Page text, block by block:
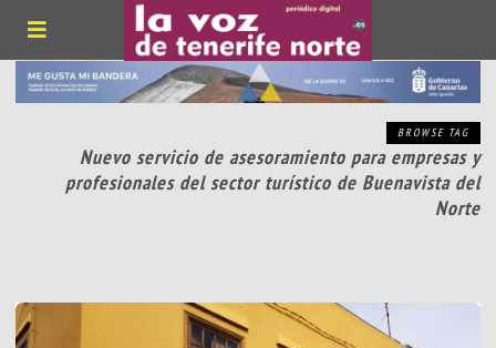
BROWSE TAG
Nuevo servicio de asesoramiento para empresas y
profesionales del sector turístico de Buenavista del
Norte